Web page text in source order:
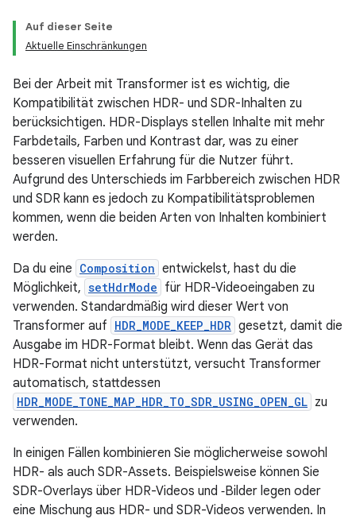
Auf dieser Seite
Aktuelle Einschränkungen
Bei der Arbeit mit Transformer ist es wichtig, die
Kompatibilität zwischen HDR- und SDR-Inhalten zu
berücksichtigen. HDR-Displays stellen Inhalte mit mehr
Farbdetails, Farben und Kontrast dar, was zu einer
besseren visuellen Erfahrung für die Nutzer führt.
Aufgrund des Unterschieds im Farbbereich zwischen HDR
und SDR kann es jedoch zu Kompatibilitätsproblemen
kommen, wenn die beiden Arten von Inhalten kombiniert
werden.
Da du eine Composition entwickelst, hast du die
Möglichkeit, setHdrMode für HDR-Videoeingaben zu
verwenden. Standardmäßig wird dieser Wert von
Transformer auf HDR_MODE_KEEP_HDR gesetzt, damit die
Ausgabe im HDR-Format bleibt. Wenn das Gerät das
HDR-Format nicht unterstützt, versucht Transformer
automatisch, stattdessen
HDR_MODE_TONE_MAP_HDR_TO_SDR_USING_OPEN_GL zu
verwenden.
In einigen Fällen kombinieren Sie möglicherweise sowohl
HDR- als auch SDR-Assets. Beispielsweise können Sie
SDR-Overlays über HDR-Videos und ‑Bilder legen oder
eine Mischung aus HDR- und SDR-Videos verwenden. In